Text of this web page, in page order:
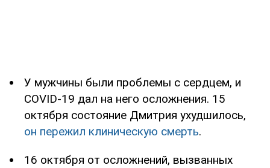
У мужчины были проблемы с сердцем, и
COVID-19 дал на него осложнения. 15
октября состояние Дмитрия ухудшилось,
он пережил клиническую смерть.
16 октября от осложнений, вызванных